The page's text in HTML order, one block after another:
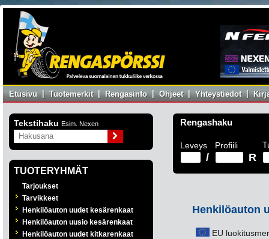
Etusivu | Tuotemerkit | Rengasinfo | Ohjeet | Yhteystiedot |
Tekstihaku Esim. Nexen
TUOTERYHMÄT
Tarjoukset
Tarvikkeet
Henkilöauton uudet kesärenkaat
Henkilöauton uusio kesärenkaat
Henkilöauton uudet kitkarenkaat
Rengashaku
Leveys
/
Profiili
R
Henkilöauton
EU